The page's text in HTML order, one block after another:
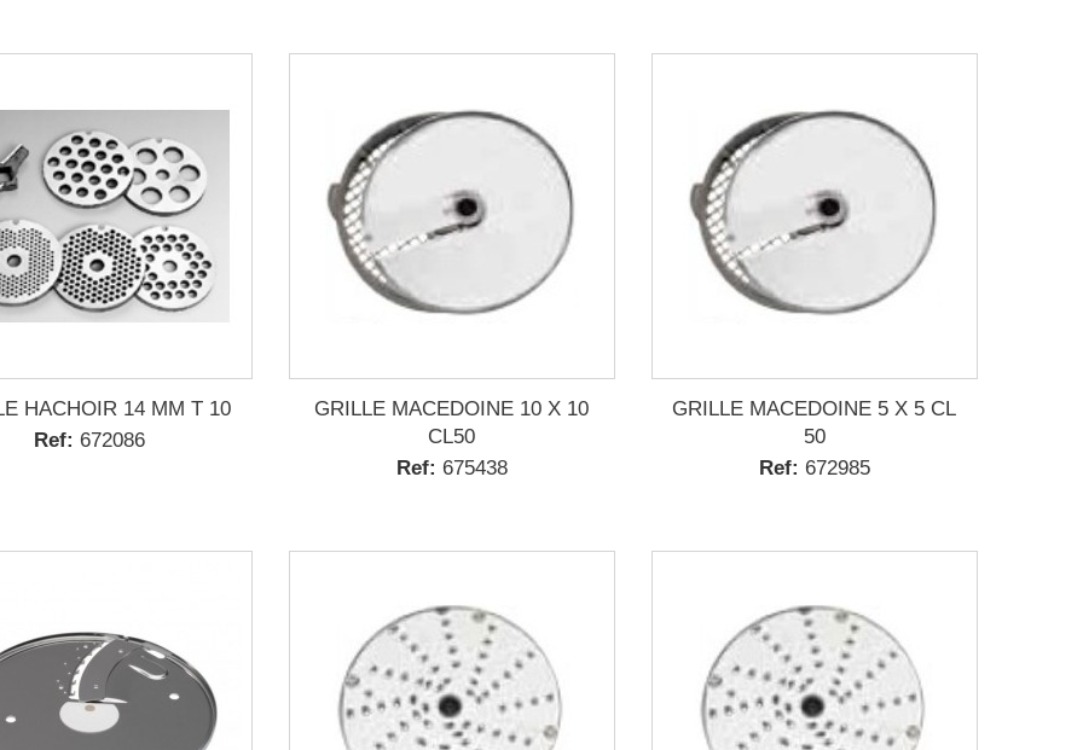
HACHOIR 14 MM T 10
Ref: 672086
GRILLE MACEDOINE 10 X 10
CL50
Ref: 675438
GRILLE MACEDOINE 5 X 5 CL
50
Ref: 672985